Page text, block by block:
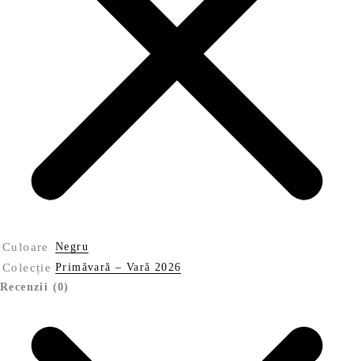
Culoare Negru
Colecție Primăvară – Vară 2026
Recenzii (0)